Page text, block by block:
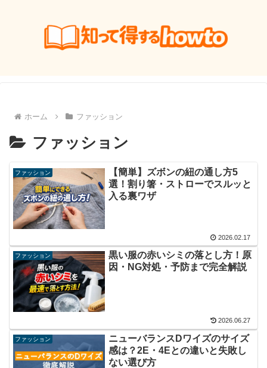
ホーム ファッション
ファッション
ファッション
【簡単】ズボンの紐の通し方5
選！割り箸・ストローでスルッと
入る裏ワザ
2026.02.17
ファッション
黒い服の赤いシミの落とし方！原
因・NG対処・予防まで完全解説
2026.06.27
ファッション
ニューバランスDワイズのサイズ
感は？2E・4Eとの違いと失敗し
ない選び方